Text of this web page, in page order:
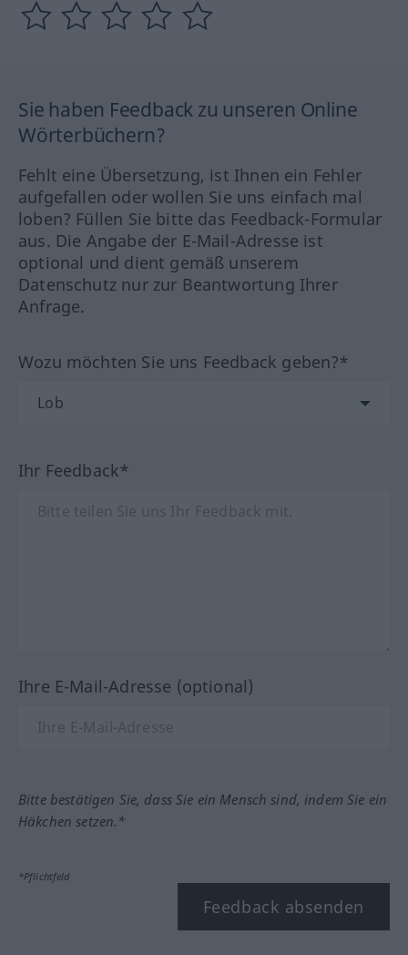
Sie haben Feedback zu unseren Online
Wörterbüchern?
Fehlt eine Übersetzung, ist Ihnen ein Fehler
aufgefallen oder wollen Sie uns einfach mal
loben? Füllen Sie bitte das Feedback-Formular
aus. Die Angabe der E-Mail-Adresse ist
optional und dient gemäß unserem
Datenschutz nur zur Beantwortung Ihrer
Anfrage.
Wozu möchten Sie uns Feedback geben?*
Ihr Feedback*
Ihre E-Mail-Adresse (optional)
Bitte bestätigen Sie, dass Sie ein Mensch sind, indem Sie ein
Häkchen setzen.*
*Pflichtfeld
Feedback absenden